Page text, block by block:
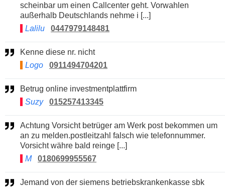
scheinbar um einen Callcenter geht. Vorwahlen
außerhalb Deutschlands nehme i [...]
Lalilu
0447979148481
Kenne diese nr. nicht
Logo
0911494704201
Betrug online investmentplattfirm
Suzy
015257413345
Achtung Vorsicht betrüger am Werk post bekommen um
an zu melden.postleitzahl falsch wie telefonnummer.
Vorsicht währe bald reinge [...]
M
0180699955567
Jemand von der siemens betriebskrankenkasse sbk